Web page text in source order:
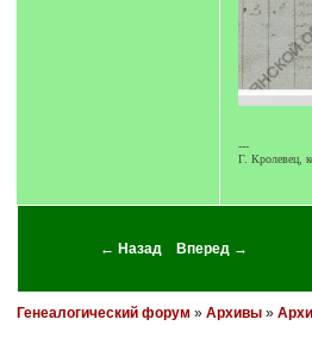
---
Г. Кролевец,
← Назад Вперед →
Генеалогический форум » Архивы»